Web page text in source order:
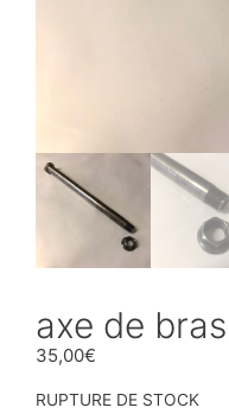
axe de
35,00€
RUPTURE DE STOCK